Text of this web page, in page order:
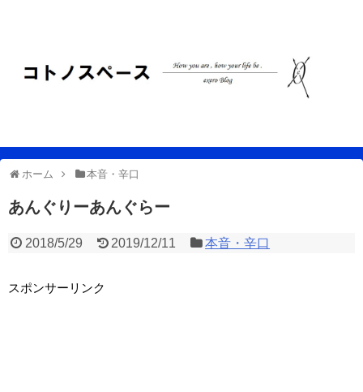
ホーム 本音・辛口
あんぐりーあんぐらー
2018/5/29 2019/12/11 本音・辛口
スポンサーリンク